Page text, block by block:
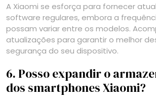
A Xiaomi se esforça para fornecer
software regulares, embora a
possam variar entre os modelos.
atualizações para garantir o melhor
segurança do seu dispositivo.
6. Posso expandir o
dos smartphones Xiaomi?